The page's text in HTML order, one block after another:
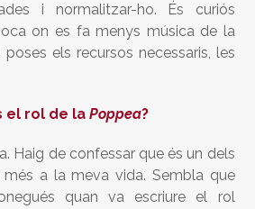
i normalitzar-ho. És curiós
on es fa menys música de la
els recursos necessaris, les
el rol de laPoppea?
Haig de confessar que és un dels
a la meva vida. Sembla que
quan va escriure el rol